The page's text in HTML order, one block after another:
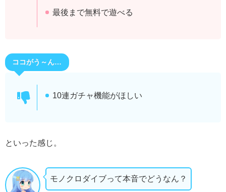
最後まで無料で遊べる
ココがう～ん…
10連ガチャ機能がほしい
といった感じ。
モノクロダイブって本音でどうなん？